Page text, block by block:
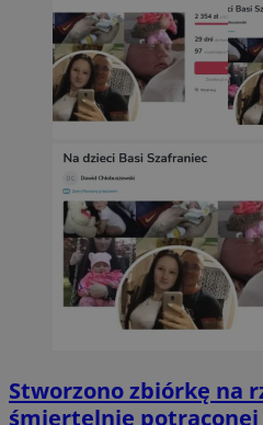
Stworzono zbiórkę na
śmiertelnie potrąconej